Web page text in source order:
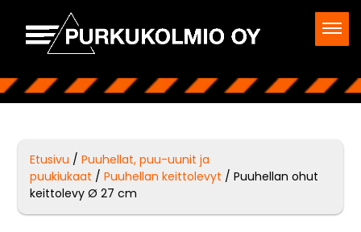
Etusivu /Puuhellat, puu-uunit ja
puukiukaat /Puuhellan keittolevyt / Puuhellan ohut
keittolevy Ø 27 cm